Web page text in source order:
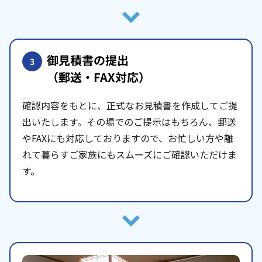
3 御見積書の提出
（郵送・FAX対応）
確認内容をもとに、正式なお見積書を作成してご提
出いたします。その場でのご提示はもちろん、郵送
やFAXにも対応しておりますので、お忙しい方や離
れて暮らすご家族にもスムーズにご確認いただけま
す。